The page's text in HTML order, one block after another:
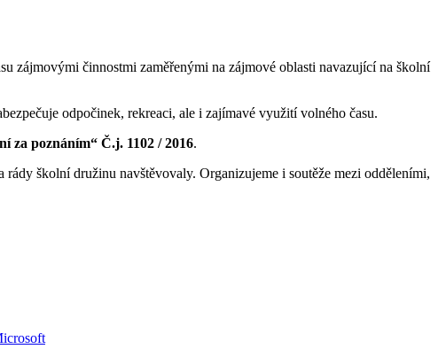
zájmovými činnostmi zaměřenými na zájmové oblasti navazující na školní
odpočinek, rekreaci, ale i zajímavé využití volného času.
za poznáním“ Č.j. 1102 / 2016.
školní družinu navštěvovaly. Organizujeme i soutěže mezi odděleními,